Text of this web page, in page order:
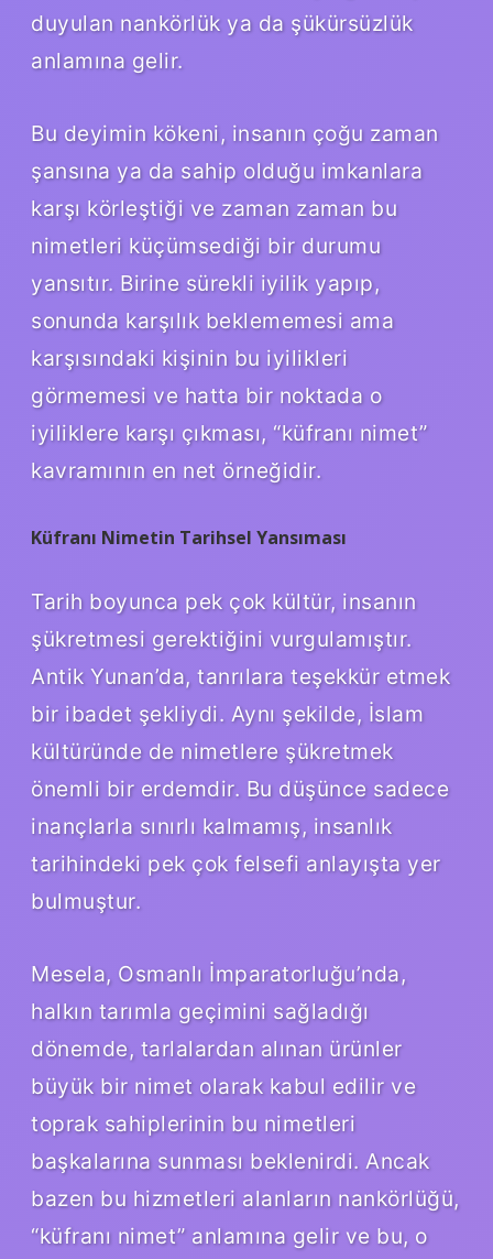
duyulan nankörlük ya da şükürsüzlük
anlamına gelir.
Bu deyimin kökeni, insanın çoğu zaman
şansına ya da sahip olduğu imkanlara
karşı körleştiği ve zaman zaman bu
nimetleri küçümsediği bir durumu
yansıtır. Birine sürekli iyilik yapıp,
sonunda karşılık beklememesi ama
karşısındaki kişinin bu iyilikleri
görmemesi ve hatta bir noktada o
iyiliklere karşı çıkması, “küfranı nimet”
kavramının en net örneğidir.
Küfranı Nimetin Tarihsel Yansıması
Tarih boyunca pek çok kültür, insanın
şükretmesi gerektiğini vurgulamıştır.
Antik Yunan’da, tanrılara teşekkür etmek
bir ibadet şekliydi. Aynı şekilde, İslam
kültüründe de nimetlere şükretmek
önemli bir erdemdir. Bu düşünce sadece
inançlarla sınırlı kalmamış, insanlık
tarihindeki pek çok felsefi anlayışta yer
bulmuştur.
Mesela, Osmanlı İmparatorluğu’nda,
halkın tarımla geçimini sağladığı
dönemde, tarlalardan alınan ürünler
büyük bir nimet olarak kabul edilir ve
toprak sahiplerinin bu nimetleri
başkalarına sunması beklenirdi. Ancak
bazen bu hizmetleri alanların nankörlüğü,
“küfranı nimet” anlamına gelir ve bu, o